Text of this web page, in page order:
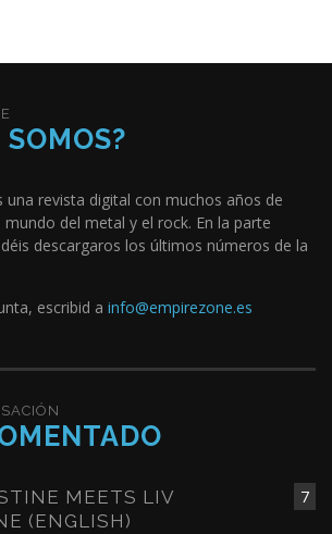
una revista digital con muchos años de
del metal y el rock. En la parte
descargaros los últimos números de la
escribid a info@empirezone.es
7
MEETS LIV
(ENGLISH)